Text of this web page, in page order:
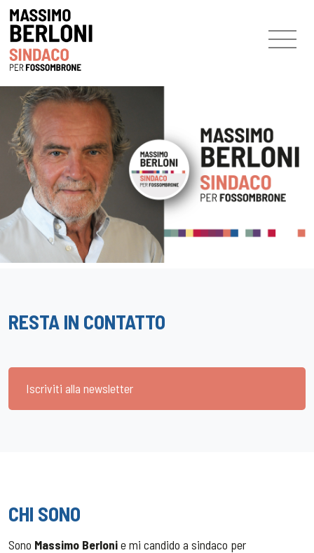
RESTA IN CONTATTO
Iscriviti alla newsletter
CHI SONO
Sono Massimo Berlonie mi candido a sindaco per